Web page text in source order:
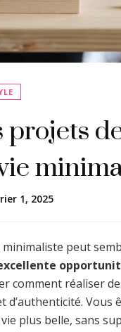
1, 2025
peut
comment réaliser
Vous
plus belle, sans